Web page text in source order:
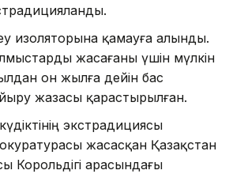
изоляторына қамауға алынды.
жасағаны үшін мүлкін
он жылға дейін бас
жазасы қарастырылған.
экстрадициясы
жасасқан Қазақстан
Корольдігі арасындағы